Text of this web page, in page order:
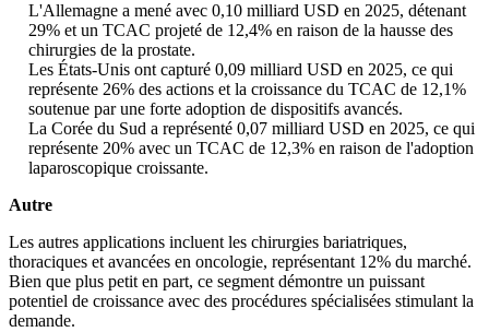
L'Allemagne a mené avec 0,10 milliard USD en 2025, détenant
29% et un TCAC projeté de 12,4% en raison de la hausse des
chirurgies de la prostate.
Les États-Unis ont capturé 0,09 milliard USD en 2025, ce qui
représente 26% des actions et la croissance du TCAC de 12,1%
soutenue par une forte adoption de dispositifs avancés.
La Corée du Sud a représenté 0,07 milliard USD en 2025, ce qui
représente 20% avec un TCAC de 12,3% en raison de l'adoption
laparoscopique croissante.
Autre
Les autres applications incluent les chirurgies bariatriques,
thoraciques et avancées en oncologie, représentant 12% du marché.
Bien que plus petit en part, ce segment démontre un puissant
potentiel de croissance avec des procédures spécialisées stimulant la
demande.